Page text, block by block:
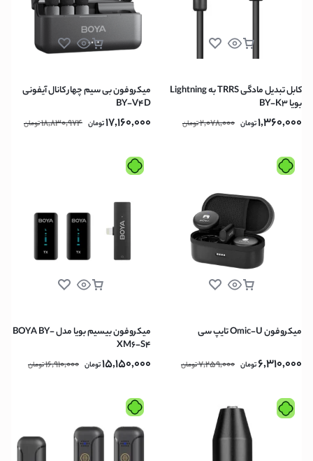
کابل تبدیل مادگی TRRS به Lightning
بویا BY-K3
1,360,000تومان 2,078,000تومان
میکروفون بی سیم چهار کانال آیفونی
BY-V4D
17,160,000تومان 18,830,974تومان
میکروفون Omic-U تایپ سی
6,310,000تومان 7,259,000تومان
میکروفون بیسیم بویا مدل BOYA BY-
XM6-S4
15,150,000تومان 16,910,000تومان